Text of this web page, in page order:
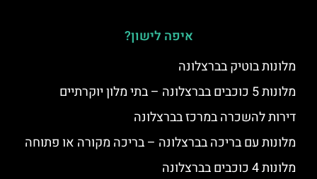
איפה לישון?
מלונות בוטיק בברצלונה
מלונות 5 כוכבים בברצלונה – בתי מלון יוקרתיים
דירות להשכרה במרכז בברצלונה
מלונות עם בריכה בברצלונה – בריכה מקורה או פתוחה
מלונות 4 כוכבים בברצלונה